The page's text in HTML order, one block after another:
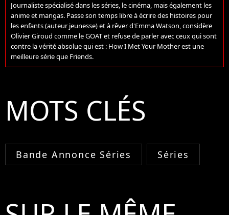
Journaliste spécialisé dans les séries, le cinéma, mais également les
anime et mangas. Passe son temps libre à écrire des histoires pour
les enfants (auteur jeunesse) et à rêver d'Emma Watson, considère
Olivier Giroud comme le GOAT et refuse de parler avec ceux qui sont
contre la vérité absolue qui est : How I Met Your Mother est une
meilleure série que Friends.
MOTS CLÉS
Bande Annonce Séries Séries